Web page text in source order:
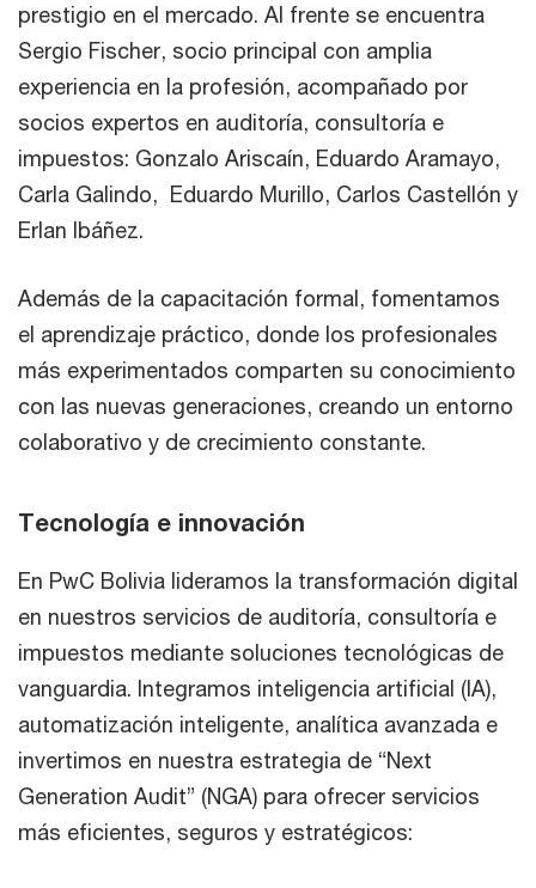
prestigio en el mercado. Al frente se encuentra
Sergio Fischer, socio principal con amplia
experiencia en la profesión, acompañado por
socios expertos en auditoría, consultoría e
impuestos: Gonzalo Ariscaín, Eduardo Aramayo,
Carla Galindo, Eduardo Murillo, Carlos Castellón y
Erlan Ibáñez.
Además de la capacitación formal, fomentamos
el aprendizaje práctico, donde los profesionales
más experimentados comparten su conocimiento
con las nuevas generaciones, creando un entorno
colaborativo y de crecimiento constante.
Tecnología e innovación
En PwC Bolivia lideramos la transformación digital
en nuestros servicios de auditoría, consultoría e
impuestos mediante soluciones tecnológicas de
vanguardia. Integramos inteligencia artificial (IA),
automatización inteligente, analítica avanzada e
invertimos en nuestra estrategia de “Next
Generation Audit” (NGA) para ofrecer servicios
más eficientes, seguros y estratégicos: